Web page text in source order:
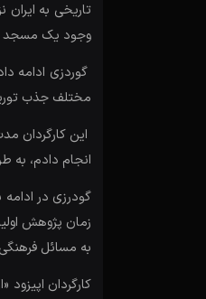
تاریخی به
وجود یک مسجد
گوردزی ادامه
مختلف جذب
این کارگردان
انجام دادم، به
گودرزی در
زمان پژوهش
به مسائل
کارگردان